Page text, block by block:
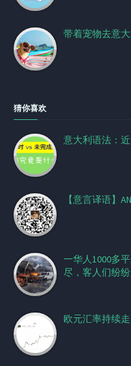
带着宠物去意
猜你喜欢
意大利语法：
【意言译语】
一华人1000多
尽，客人们纷
欧元汇率持续